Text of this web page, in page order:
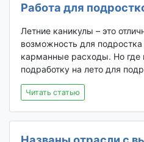
Работа для
Летние каникулы – это
возможность для подростка
карманные расходы. Но где
подработку на лето для
Читать статью